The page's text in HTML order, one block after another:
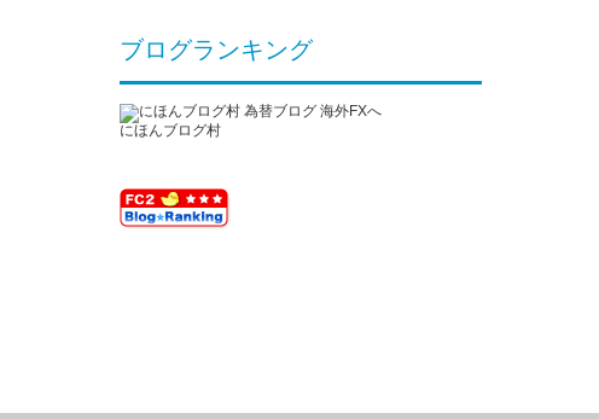
ブログランキング
にほんブログ村